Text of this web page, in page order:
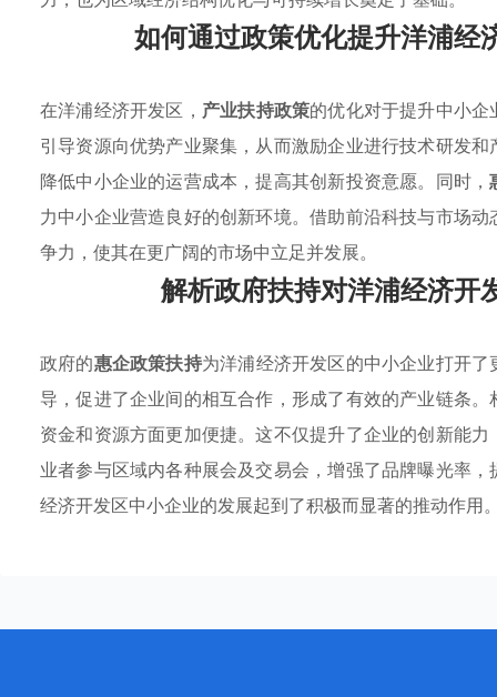
如何通过政策优化提升洋浦经
在洋浦经济开发区， 产业扶持政策的优化对于提升中小
引导资源向优势产业聚集，从而激励企业进行技术研发
降低中小企业的运营成本，提高其创新投资意愿。同时，
力中小企业营造良好的创新环境。借助前沿科技与市场
争力，使其在更广阔的市场中立足并发展。
解析政府扶持对洋浦经济开
政府的惠企政策扶持为洋浦经济开发区的中小企业打开
导，促进了企业间的相互合作，形成了有效的产业链条
资金和资源方面更加便捷。这不仅提升了企业的创新能
业者参与区域内各种展会及交易会，增强了品牌曝光率
经济开发区中小企业的发展起到了积极而显著的推动作用